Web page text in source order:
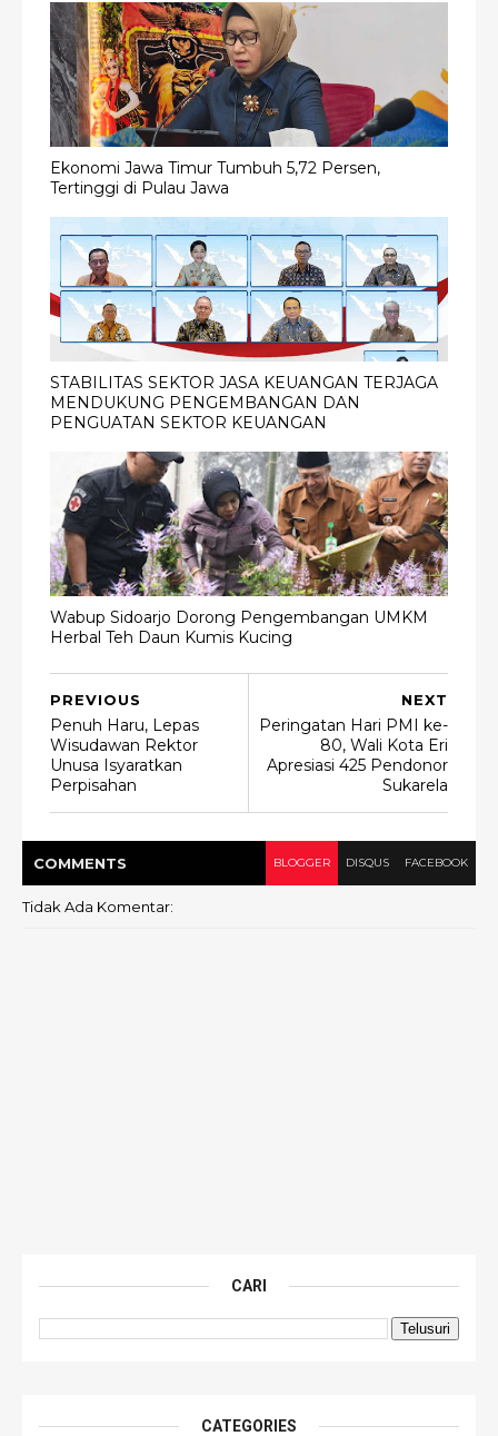
Ekonomi Jawa Timur Tumbuh 5,72 Persen,
Tertinggi di Pulau Jawa
STABILITAS SEKTOR JASA KEUANGAN TERJAGA
MENDUKUNG PENGEMBANGAN DAN
PENGUATAN SEKTOR KEUANGAN
Wabup Sidoarjo Dorong Pengembangan UMKM
Herbal Teh Daun Kumis Kucing
NEXT
Peringatan Hari PMI ke-
80, Wali Kota Eri
Apresiasi 425 Pendonor
Sukarela
PREVIOUS
Penuh Haru, Lepas
Wisudawan Rektor
Unusa Isyaratkan
Perpisahan
COMMENTS BLOGGER DISQUS FACEBOOK
Tidak Ada Komentar:
CARI
CATEGORIES